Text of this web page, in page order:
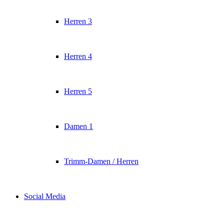
Herren 3
Herren 4
Herren 5
Damen 1
Trimm-Damen / Herren
Social Media